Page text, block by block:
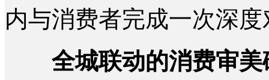
内与消费者完成一次深
全城联动的消费审美